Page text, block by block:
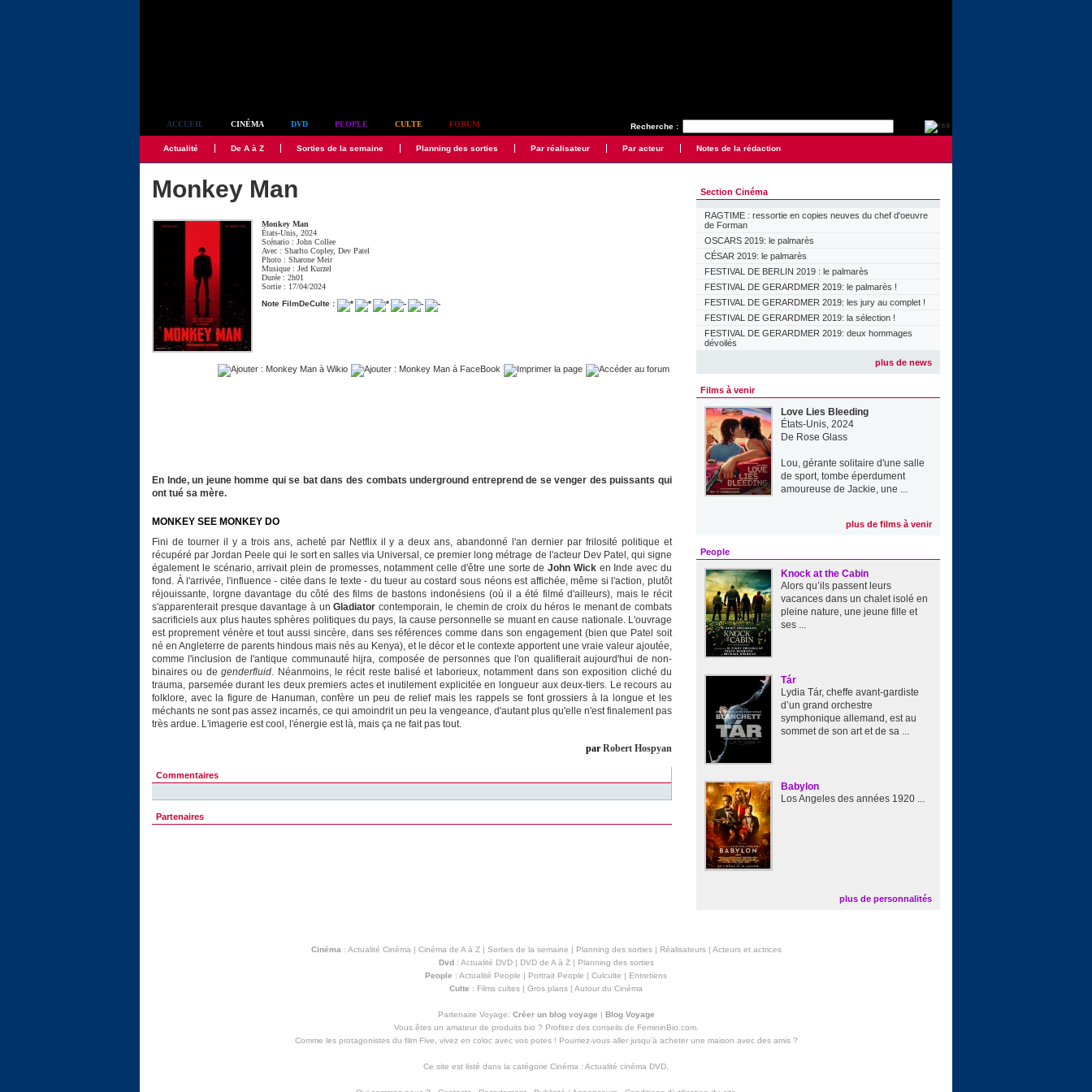
Recherche :
ACCUEIL CINÉMA DVD PEOPLE CULTE FORUM
Actualité De A à Z Sorties de la semaine Planning des sorties Par réalisateur Par acteur Notes de la rédaction
Monkey Man
Monkey Man
États-Unis, 2024
Scénario :John Collee
Avec :Sharlto Copley,Dev Patel
Photo :Sharone Meir
Musique :Jed Kurzel
Durée : 2h01
Sortie : 17/04/2024
Note FilmDeCulte :
En Inde, un jeune homme qui se bat dans des combats underground entreprend de se venger des puissants qui
ont tué sa mère.
MONKEY SEE MONKEY DO
Fini de tourner il y a trois ans, acheté par Netflix il y a deux ans, abandonné l'an dernier par frilosité politique et
récupéré par Jordan Peele qui le sort en salles via Universal, ce premier long métrage de l'acteur Dev Patel, qui signe
également le scénario, arrivait plein de promesses, notamment celle d'être une sorte deJohn Wicken Inde avec du
fond. À l'arrivée, l'influence - citée dans le texte - du tueur au costard sous néons est affichée, même si l'action, plutôt
réjouissante, lorgne davantage du côté des films de bastons indonésiens (où il a été filmé d'ailleurs), mais le récit
s'apparenterait presque davantage à unGladiator contemporain, le chemin de croix du héros le menant de combats
sacrificiels aux plus hautes sphères politiques du pays, la cause personnelle se muant en cause nationale. L'ouvrage
est proprement vénère et tout aussi sincère, dans ses références comme dans son engagement (bien que Patel soit
né en Angleterre de parents hindous mais nés au Kenya), et le décor et le contexte apportent une vraie valeur ajoutée,
comme l'inclusion de l'antique communauté hijra, composée de personnes que l'on qualifierait aujourd'hui de non-
binaires ou degenderfluid. Néanmoins, le récit reste balisé et laborieux, notamment dans son exposition cliché du
trauma, parsemée durant les deux premiers actes et inutilement explicitée en longueur aux deux-tiers. Le recours au
folklore, avec la figure de Hanuman, confère un peu de relief mais les rappels se font grossiers à la longue et les
méchants ne sont pas assez incarnés, ce qui amoindrit un peu la vengeance, d'autant plus qu'elle n'est finalement pas
très ardue. L'imagerie est cool, l'énergie est là, mais ça ne fait pas tout.
par Robert Hospyan
Commentaires
Partenaires
Section Cinéma
RAGTIME : ressortie en copies neuves du chef d'oeuvre
de Forman
OSCARS 2019: le palmarès
CÉSAR 2019: le palmarès
FESTIVAL DE BERLIN 2019 : le palmarès
FESTIVAL DE GERARDMER 2019: le palmarès !
FESTIVAL DE GERARDMER 2019: les jury au complet !
FESTIVAL DE GERARDMER 2019: la sélection !
FESTIVAL DE GERARDMER 2019: deux hommages
dévoilés
plus de news
Films à venir
Love Lies Bleeding
États-Unis, 2024
De Rose Glass
Lou, gérante solitaire d'une salle
de sport, tombe éperdument
amoureuse de Jackie, une ...
plus de films à venir
People
Knock at the Cabin
Alors qu’ils passent leurs
vacances dans un chalet isolé en
pleine nature, une jeune fille et
ses ...
Tár
Lydia Tár, cheffe avant-gardiste
d’un grand orchestre
symphonique allemand, est au
sommet de son art et de sa ...
Babylon
Los Angeles des années 1920 ...
plus de personnalités
Cinéma : Actualité Cinéma | Cinéma de A à Z| Sorties de la semaine | Planning des sorties| Réalisateurs| Acteurs et actrices
Dvd: Actualité DVD| DVD de A à Z| Planning des sorties
People : Actualité People | Portrait People | Culculte | Entretiens
Culte : Films cultes | Gros plans | Autour du Cinéma
Partenaire Voyage: Créer un blog voyage | Blog Voyage
Vous êtes un amateur de produits bio ? Profitez des conseils de FemininBio.com.
Comme les protagonistes du film Five, vivez en coloc avec vos potes ! Pourriez-vous aller jusqu'à acheter une maison avec des amis?
Ce site est listé dans la catégorie Cinéma : Actualité cinéma DVD